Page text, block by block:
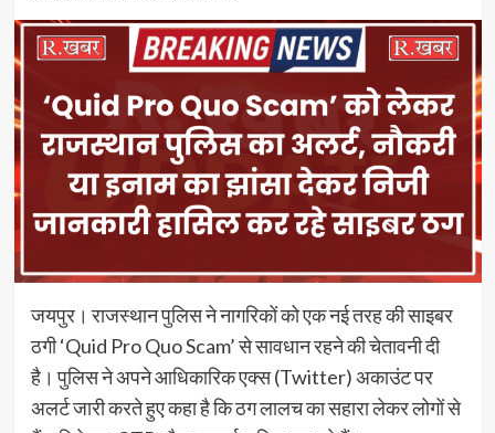
जयपुर। राजस्थान पुलिस ने नागरिकों को एक नई तरह की साइबर
ठगी ‘Quid Pro Quo Scam’ से सावधान रहने की चेतावनी दी
है। पुलिस ने अपने आधिकारिक एक्स (Twitter) अकाउंट पर
अलर्ट जारी करते हुए कहा है कि ठग लालच का सहारा लेकर लोगों से